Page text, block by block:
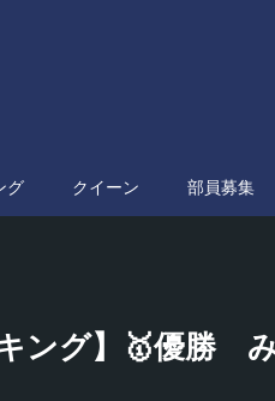
グ クイーン 部員募集
キング】🥇優勝